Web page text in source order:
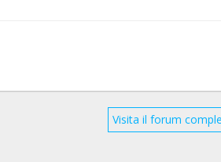
Visita il forum